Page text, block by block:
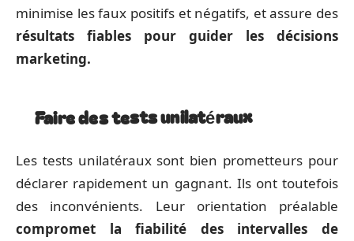
minimise les faux positifs et négatifs, et assure des
résultats fiables pour guider les décisions
marketing.
Faire des tests unilatéraux
Les tests unilatéraux sont bien prometteurs pour
déclarer rapidement un gagnant. Ils ont toutefois
des inconvénients. Leur orientation préalable
compromet la fiabilité des intervalles de